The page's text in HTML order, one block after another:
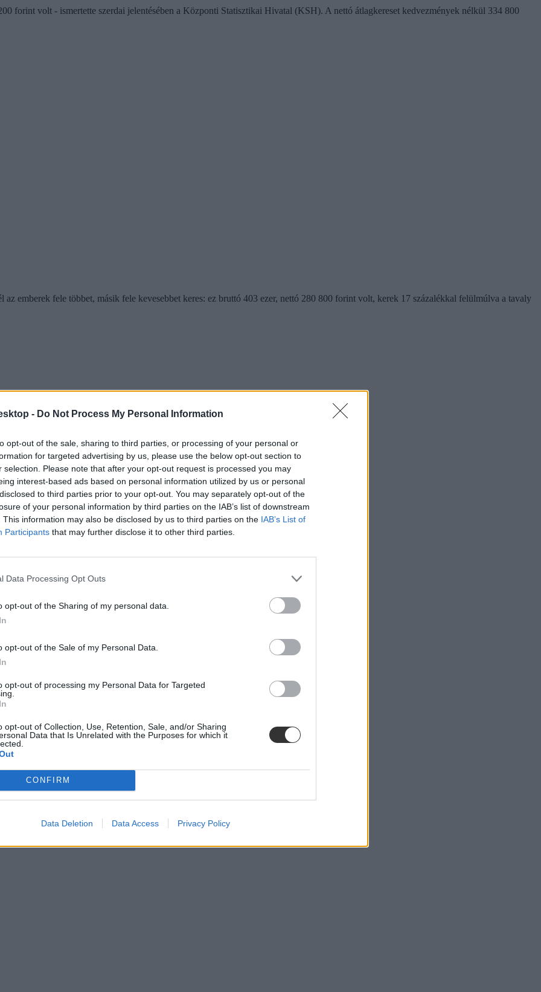
- Do Not Process My Personal Information
opt-out of the sale, sharing to third parties, or processing of your personal or
for targeted advertising by us, please use the below opt-out section to
selection. Please note that after your opt-out request is processed you may
interest-based ads based on personal information utilized by us or personal
to third parties prior to your opt-out. You may separately opt-out of the
of your personal information by third parties on the IAB’s list of downstream
This information may also be disclosed by us to third parties on the IAB’s List of
Participants that may further disclose it to other third parties.
Data Processing Opt Outs
opt-out of the Sharing of my personal data.
opt-out of the Sale of my Personal Data.
opt-out of processing my Personal Data for Targeted
opt-out of Collection, Use, Retention, Sale, and/or Sharing
Data that Is Unrelated with the Purposes for which it
CONFIRM
Data Deletion Data Access Privacy Policy
forint volt - ismertette szerdai jelentésében a Központi Statisztikai Hivatal (KSH). A nettó átlagkereset kedvezmények nélkül 334 800
emberek fele többet, másik fele kevesebbet keres: ez bruttó 403 ezer, nettó 280 800 forint volt, kerek 17 százalékkal felülmúlva a tavaly